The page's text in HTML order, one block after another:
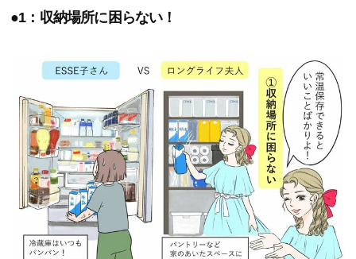
●1：収納場所に困らない！